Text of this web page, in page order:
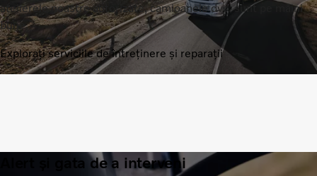
atelierele noastre autorizate, camioanele dvs. sunt pe mâini
bune.
Explorați serviciile de întreținere și reparații
Alert și gata de a interveni